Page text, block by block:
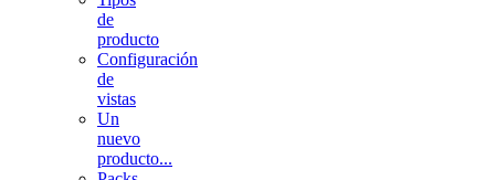
de
producto
Configuración
de
vistas
Un
nuevo
producto...